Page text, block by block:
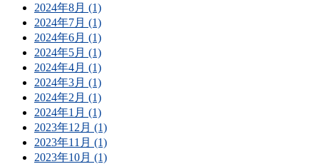
2024年8月 (1)
2024年7月 (1)
2024年6月 (1)
2024年5月 (1)
2024年4月 (1)
2024年3月 (1)
2024年2月 (1)
2024年1月 (1)
2023年12月 (1)
2023年11月 (1)
2023年10月 (1)